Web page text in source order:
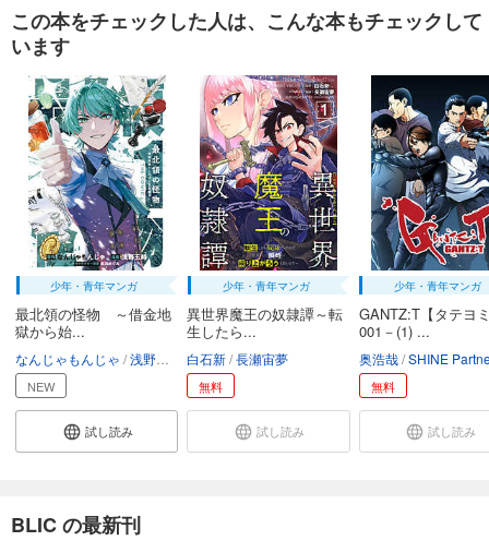
この本をチェックした人は、こんな本もチェックして
います
少年・青年マンガ
最北領の怪物 ～借金地
獄から始...
なんじゃもんじゃ 浅野五時 長浜めぐみ
NEW
試し読み
少年・青年マンガ
異世界魔王の奴隷譚～転
生したら...
白石新 長瀬宙夢
無料
試し読み
少年・青年マンガ
GANTZ:T【タテヨ
001－(1) ...
奥浩哉 SHINE
無料
試し読み
BLIC の最新刊